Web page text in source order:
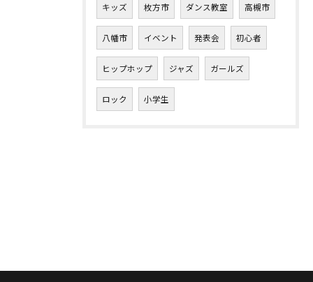
キッズ 枚方市 ダンス教室 高槻市
八幡市 イベント 発表会 初心者
ヒップホップ ジャズ ガールズ
ロック 小学生